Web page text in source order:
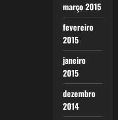
março 2015
fevereiro
2015
janeiro
2015
dezembro
2014